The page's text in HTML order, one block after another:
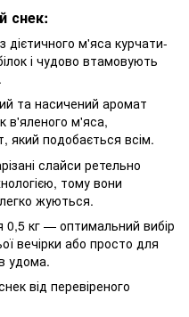
снек:
дієтичного м'яса курчати-
і чудово втамовують
та насичений аромат
в'яленого м'яса,
який подобається всім.
слайси ретельно
тому вони
жуються.
0,5 кг — оптимальний вибір
вечірки або просто для
удома.
від перевіреного